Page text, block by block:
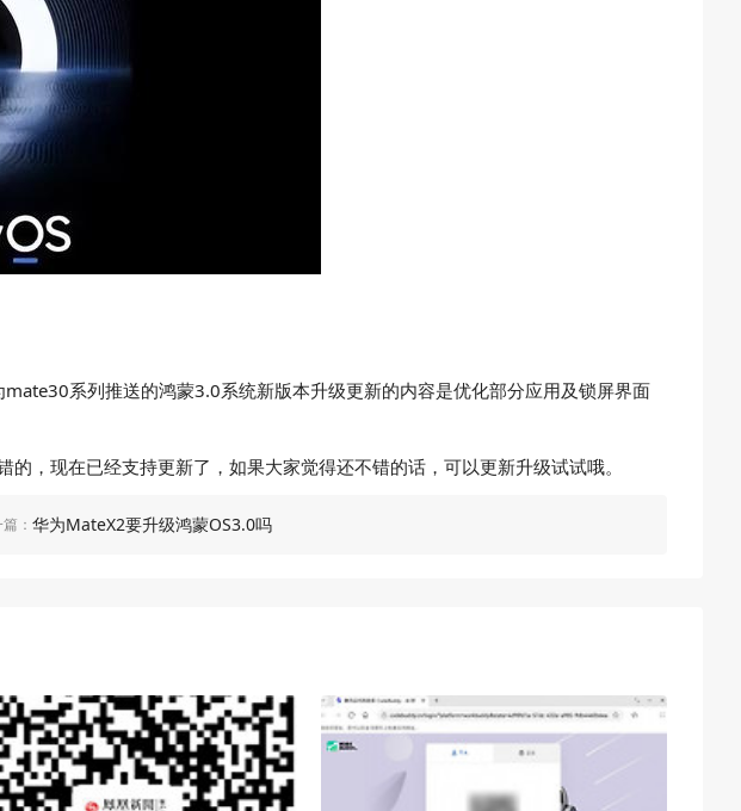
系列推送的鸿蒙3.0系统新版本升级更新的内容是优化部分应用及锁屏界面
，现在已经支持更新了，如果大家觉得还不错的话，可以更新升级试试哦。
： 华为MateX2要升级鸿蒙OS3.0吗